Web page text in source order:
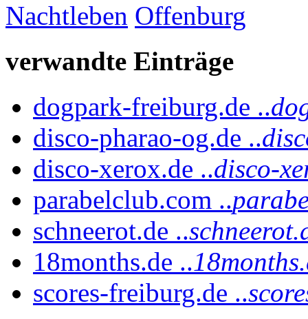
Nachtleben Offenburg
verwandte Einträge
dogpark-freiburg.de ..
disco-pharao-og.de ..
disco-xerox.de ..disco-
parabelclub.com ..
schneerot.de ..
18months.de ..
scores-freiburg.de ..